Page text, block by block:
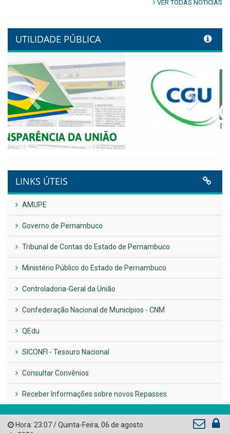
alinhamento estratégico do
Conecta+ Tamandaré.
NOTA DE PESAR E LUTO OFICIAL
Publicado em: 9 de junho de 2026
Plano Diretor – 2026
Publicado em: 14 de maio de 2026
VER TODAS NOTÍCIAS
UTILIDADE PÚBLICA
Previous
LINKS ÚTEIS
AMUPE
Governo de Pernambuco
Tribunal de Contas do Estado de Pernambuco